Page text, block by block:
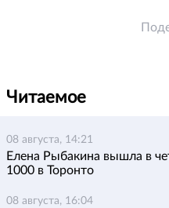
Читаемое
08 августа, 14:21
Елена Рыбакина вышла в
1000 в Торонто
08 августа, 16:04